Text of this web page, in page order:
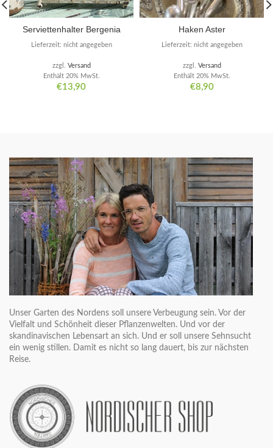
Serviettenhalter Bergenia
€13,90
Enthält 20% MwSt.
zzgl. Versand
Lieferzeit: nicht angegeben
Haken Aster
€8,90
Enthält 20% MwSt.
zzgl. Versand
Lieferzeit: nicht angegeben
Unser Garten des Nordens soll unsere Verbeugung sein. Vor der
Vielfalt und Schönheit dieser Pflanzenwelten. Und vor der
skandinavischen Lebensart an sich. Und er soll unsere Sehnsucht
ein wenig stillen. Damit es nicht so lang dauert, bis zur nächsten
Reise.